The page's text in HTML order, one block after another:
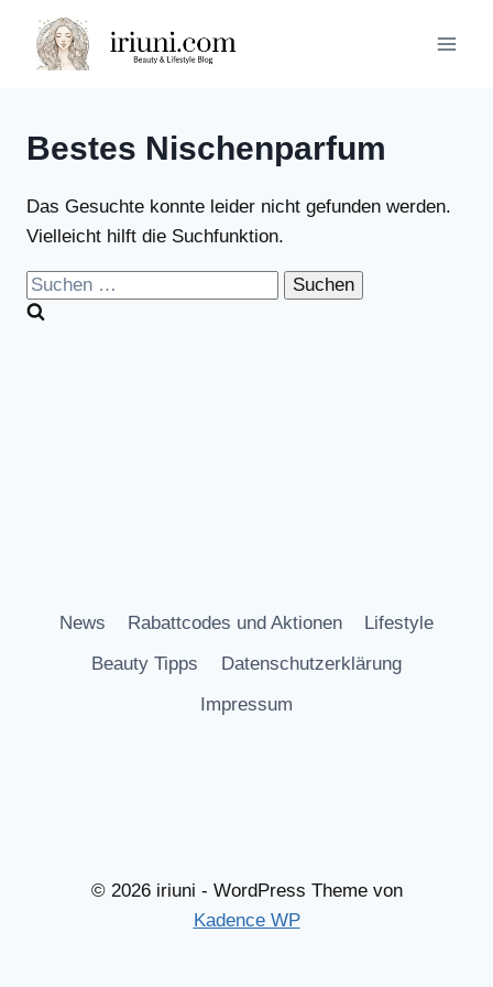
Inhalt
springen
Bestes Nischenparfum
Das Gesuchte konnte leider nicht gefunden werden.
Vielleicht hilft die Suchfunktion.
Suchen
nach:
News Rabattcodes und Aktionen
Lifestyle
Beauty Tipps
Datenschutzerklärung
Impressum
© 2026 iriuni - WordPress Theme von
Kadence WP